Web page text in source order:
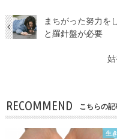
まちがった努力を
と羅針盤が必要
RECOMMEND こちらの記
生